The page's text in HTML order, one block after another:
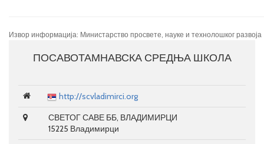
Извор информација: Министарство просвете, науке и технолошког развоја
ПОСАВОТАМНАВСКА СРЕДЊА ШКОЛА
http://scvladimirci.org
СВЕТОГ САВЕ ББ, ВЛАДИМИРЦИ
15225 Владимирци